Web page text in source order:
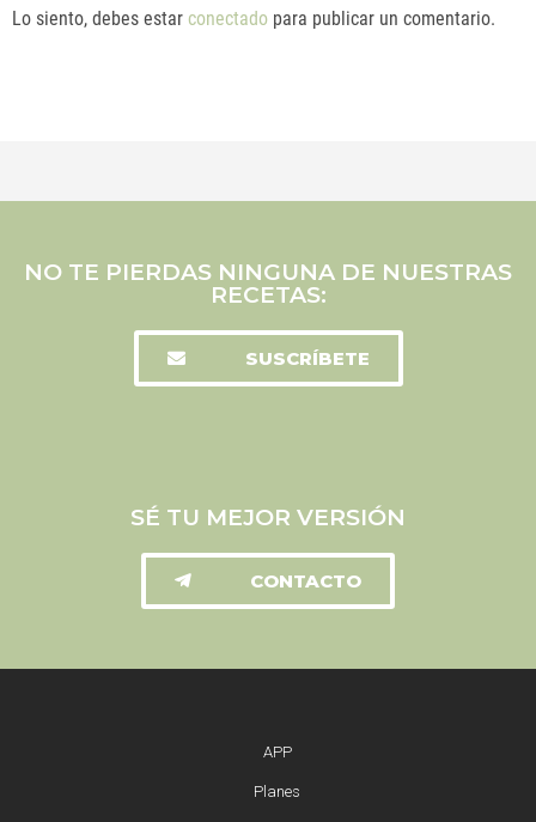
Lo siento, debes estar conectado para publicar un comentario.
NO TE PIERDAS NINGUNA DE NUESTRAS
RECETAS:
SUSCRÍBETE
SÉ TU MEJOR VERSIÓN
CONTACTO
APP
Planes